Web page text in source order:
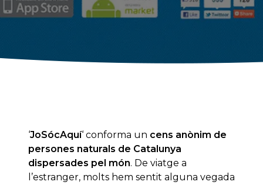
‘JoSócAquí‘ conforma un cens anònim de
persones naturals de Catalunya
dispersades pel món. De viatge a
l’estranger, molts hem sentit alguna vegada